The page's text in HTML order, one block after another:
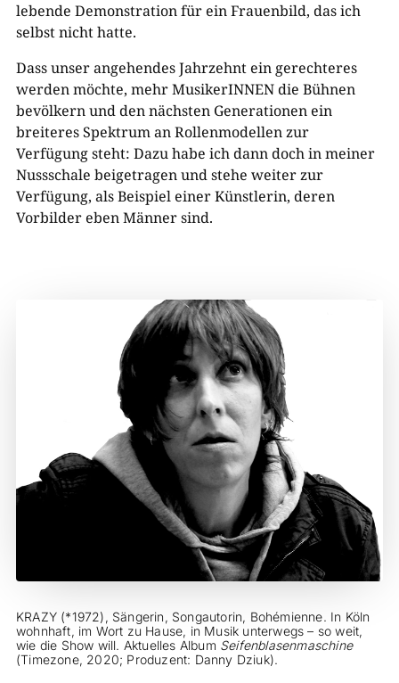
lebende Demonstration für ein Frauenbild, das ich
selbst nicht hatte.
Dass unser angehendes Jahrzehnt ein gerechteres
werden möchte, mehr MusikerINNEN die Bühnen
bevölkern und den nächsten Generationen ein
breiteres Spektrum an Rollenmodellen zur
Verfügung steht: Dazu habe ich dann doch in meiner
Nussschale beigetragen und stehe weiter zur
Verfügung, als Beispiel einer Künstlerin, deren
Vorbilder eben Männer sind.
KRAZY (*1972), Sängerin, Songautorin, Bohémienne. In Köln
wohnhaft, im Wort zu Hause, in Musik unterwegs – so weit,
wie die Show will. Aktuelles Album Seifenblasenmaschine
(Timezone, 2020; Produzent: Danny Dziuk).